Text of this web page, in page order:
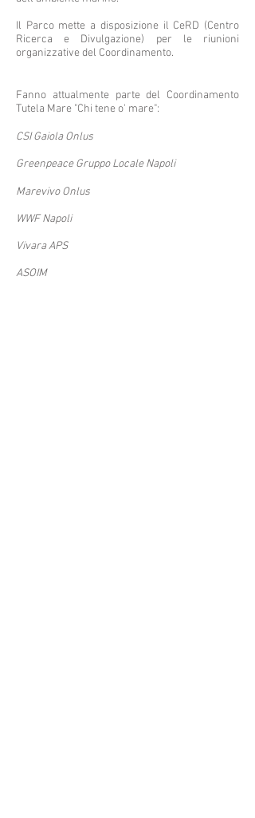
Il Parco mette a disposizione il CeRD (Centro
Ricerca e Divulgazione) per le riunioni
organizzative del Coordinamento.
Fanno attualmente parte del Coordinamento
Tutela Mare "Chi tene o' mare":
CSI Gaiola Onlus
Greenpeace Gruppo Locale Napoli
Marevivo Onlus
WWF Napoli
Vivara APS
ASOIM